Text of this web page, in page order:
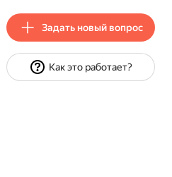
Задать новый вопрос
Как это работает?